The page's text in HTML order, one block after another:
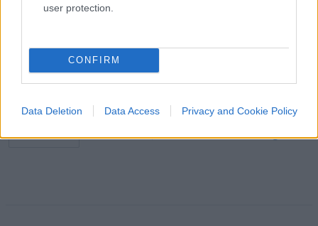
user protection.
CONFIRM
Data Deletion Data Access Privacy and Cookie Policy
Vignetta del 07/08/2026